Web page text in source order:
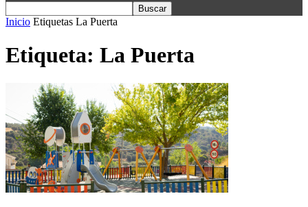
Inicio Etiquetas La Puerta
Etiqueta: La Puerta